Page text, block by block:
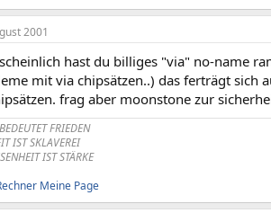
2001
hast du billiges "via" no-name
mit via chipsätzen..) das ferträgt sich
frag aber moonstone zur
FRIEDEN
IST SKLAVEREI
IST STÄRKE
Meine Page